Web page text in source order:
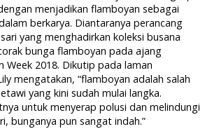
menjadikan flamboyan sebagai
berkarya. Diantaranya perancang
yang menghadirkan koleksi busana
bunga flamboyan pada ajang
Week 2018. Dikutip pada laman
mengatakan, “flamboyan adalah salah
yang kini sudah mulai langka.
untuk menyerap polusi dan melindungi
bunganya pun sangat indah.”